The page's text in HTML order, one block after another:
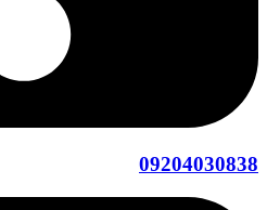
09204030838